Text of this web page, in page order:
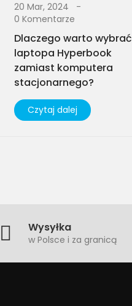
20 Mar, 2024
0 Komentarze
Dlaczego warto wybrać
laptopa Hyperbook
zamiast komputera
stacjonarnego?​
Czytaj dalej
Wysyłka
w Polsce i za granicą